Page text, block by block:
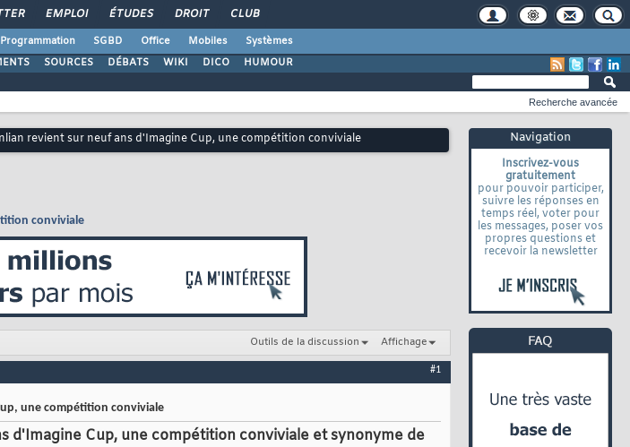
EMPLOI ÉTUDES DROIT CLUB
Programmation SGBD Office Mobiles
Systèmes
SOURCES DÉBATS WIKI DICO HUMOUR
Navigation
Inscrivez-vous
gratuitement
pour pouvoir participer,
suivre les réponses en
temps réel, voter pour
les messages, poser vos
propres questions et
recevoir la newsletter
Recherche avancée
revient sur neuf ans d'Imagine Cup, une compétition conviviale
conviviale
Outils de la discussion Affichage
#1
une compétition conviviale
d'Imagine Cup, une compétition conviviale et synonyme de